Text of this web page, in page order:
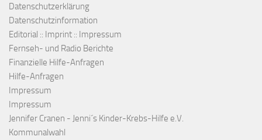
Datenschutzerklärung
Datenschutzinformation
Editorial :: Imprint :: Impressum
Fernseh- und Radio Berichte
Finanzielle Hilfe-Anfragen
Hilfe-Anfragen
Impressum
Impressum
Jennifer Cranen - Jenni´s Kinder-Krebs-Hilfe e.V.
Kommunalwahl